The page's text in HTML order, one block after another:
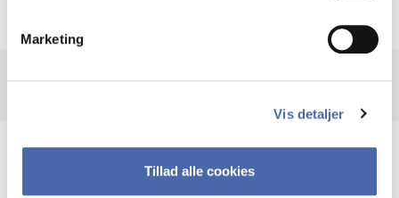
Marketing
Vis detaljer
Tillad alle cookies